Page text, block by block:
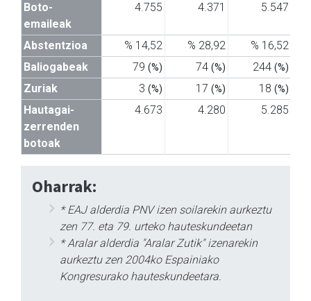
Boto-
emaileak
4.755 4.371 5.547
Abstentzioa % 14,52 % 28,92
% 16,52
Baliogabeak
79 (%) 74 (%) 244 (%)
Zuriak 3 (%) 17 (%) 18 (%)
Hautagai-
zerrenden
botoak
4.673 4.280 5.285
Oharrak:
* EAJ alderdia PNV izen soilarekin aurkeztu
zen 77. eta 79. urteko hauteskundeetan
* Aralar alderdia "Aralar Zutik" izenarekin
aurkeztu zen 2004ko Espainiako
Kongresurako hauteskundeetara.